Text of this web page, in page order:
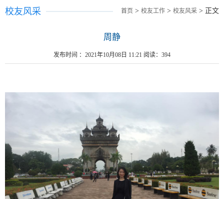
首页 > 校友工作 > 校友风采 > 正文
校友风采
周静
发布时间 ：2021年10月08日 11:21 阅读： 394